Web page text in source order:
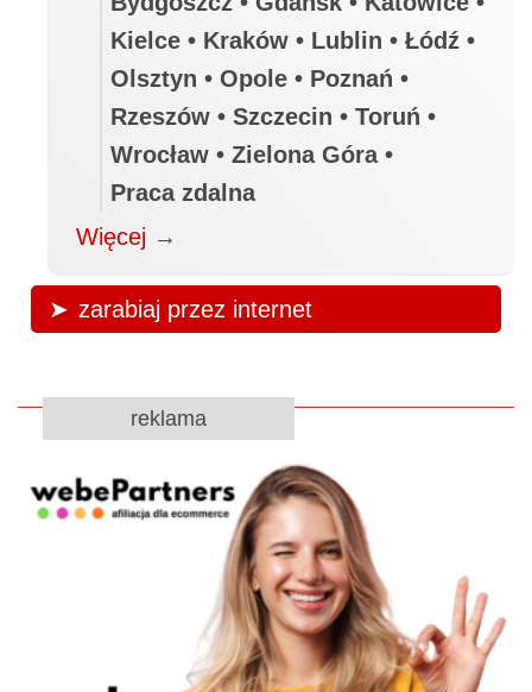
Kielce • Kraków • Lublin • Łódź •
Olsztyn • Opole • Poznań •
Rzeszów • Szczecin • Toruń •
Wrocław • Zielona Góra •
Praca zdalna
Więcej →
zarabiaj przez internet
reklama